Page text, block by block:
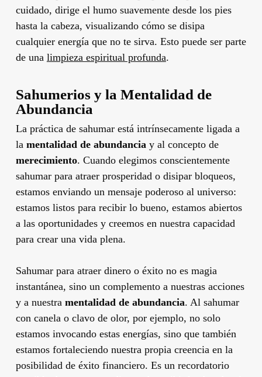
cuidado, dirige el humo suavemente desde los pies
hasta la cabeza, visualizando cómo se disipa
cualquier energía que no te sirva. Esto puede ser parte
de una limpieza espiritual profunda.
Sahumerios y la Mentalidad de
Abundancia
La práctica de sahumar está intrínsecamente ligada a
la mentalidad de abundanciay al concepto de
merecimiento. Cuando elegimos conscientemente
sahumar para atraer prosperidad o disipar bloqueos,
estamos enviando un mensaje poderoso al universo:
estamos listos para recibir lo bueno, estamos abiertos
a las oportunidades y creemos en nuestra capacidad
para crear una vida plena.
Sahumar para atraer dinero o éxito no es magia
instantánea, sino un complemento a nuestras acciones
y a nuestra mentalidad de abundancia. Al sahumar
con canela o clavo de olor, por ejemplo, no solo
estamos invocando estas energías, sino que también
estamos fortaleciendo nuestra propia creencia en la
posibilidad de éxito financiero. Es un recordatorio